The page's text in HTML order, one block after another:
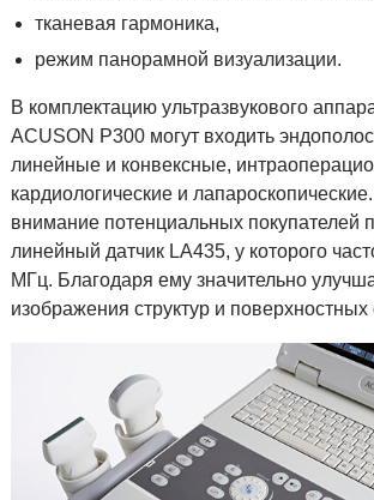
тканевая гармоника,
режим панорамной визуализации.
В комплектацию ультразвукового
ACUSON P300 могут входить
линейные и конвексные,
кардиологические и
внимание потенциальных покупателей
линейный датчик LA435, у которого
МГц. Благодаря ему значительно
изображения структур и поверхностных